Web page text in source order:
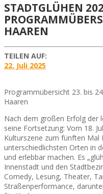
STADTGLÜHEN
HAAREN
TEILEN AUF:
22. Juli 2025
Programmübersicht 23. bis
Haaren
Nach dem großen Erfolg der
seine Fortsetzung: Vom 18.
Kulturszene zum fünften Mal
unterschiedlichsten Orten in
und erlebbar machen. Es
Innenstadt und den
Comedy, Lesung, Theater,
Straßenperformance,